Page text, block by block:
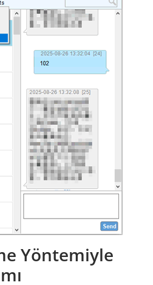
Yöntemiyle